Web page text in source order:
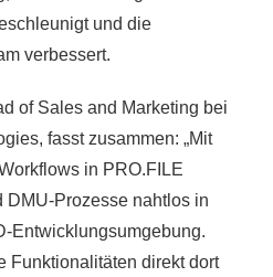
und die
verbessert.
of Sales and Marketing bei
fasst zusammen: „Mit
in PRO.FILE
DMU-Prozesse nahtlos in
Entwicklungsumgebung.
Funktionalitäten direkt dort